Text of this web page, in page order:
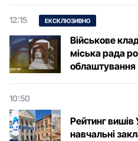
12:15 ЕКСКЛЮЗИВНО
Військове
міська рада
облаштування
10:50
Рейтинг вишів
навчальні